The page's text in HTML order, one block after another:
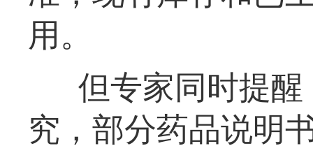
用。
但专家同时提
究，部分药品说明